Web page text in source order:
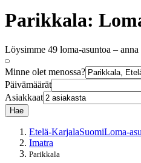
Parikkala:
Löysimme 49 loma-asuntoa –
Minne olet menossa?
Päivämäärät
Asiakkaat
Hae
Etelä-KarjalaSuomiLoma-
Imatra
Parikkala